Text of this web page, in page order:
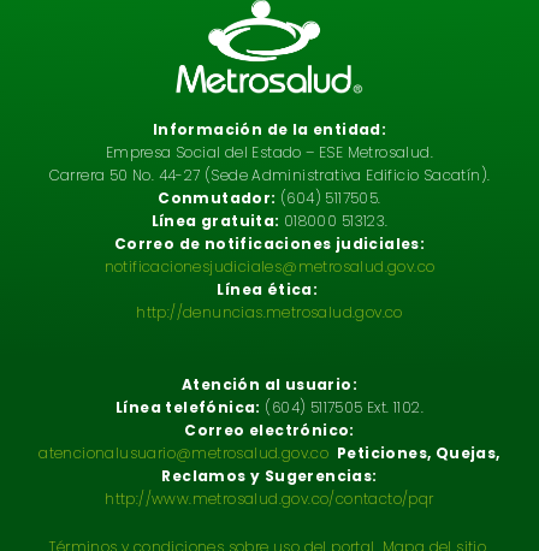
Información de la entidad:
Empresa Social del Estado – ESE Metrosalud.
Carrera 50 No. 44-27 (Sede Administrativa Edificio Sacatín).
Conmutador: (604) 5117505.
Línea gratuita: 018000 513123.
Correo de notificaciones judiciales:
notificacionesjudiciales@metrosalud.gov.co
Línea ética:
http://denuncias.metrosalud.gov.co
Atención al usuario:
Línea telefónica: (604) 5117505 Ext. 1102.
Correo electrónico:
atencionalusuario@metrosalud.gov.co Peticiones, Quejas,
Reclamos y Sugerencias:
http://www.metrosalud.gov.co/contacto/pqr